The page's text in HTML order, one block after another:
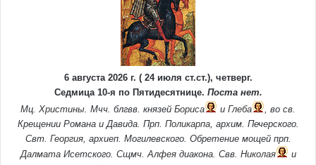
6 августа 2026 г. ( 24 июля ст.ст.), четверг.
Седмица 10-я по Пятидесятнице. Поста нет.
Мц. Христины . Мчч. блгвв. князей Бориса и Глеба
, во св.
Крещении Романа и Давида. Прп. Поликарпа, архим. Печерского.
Свт. Георгия, архиеп. Могилевского. Обретение мощей прп.
ДалматаИсетского. Сщмч. Алфеядиакона. Свв. Николая
и